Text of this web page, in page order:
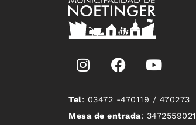
Tel: 03472 -470119 / 470273
Mesa de entrada: 3472559021